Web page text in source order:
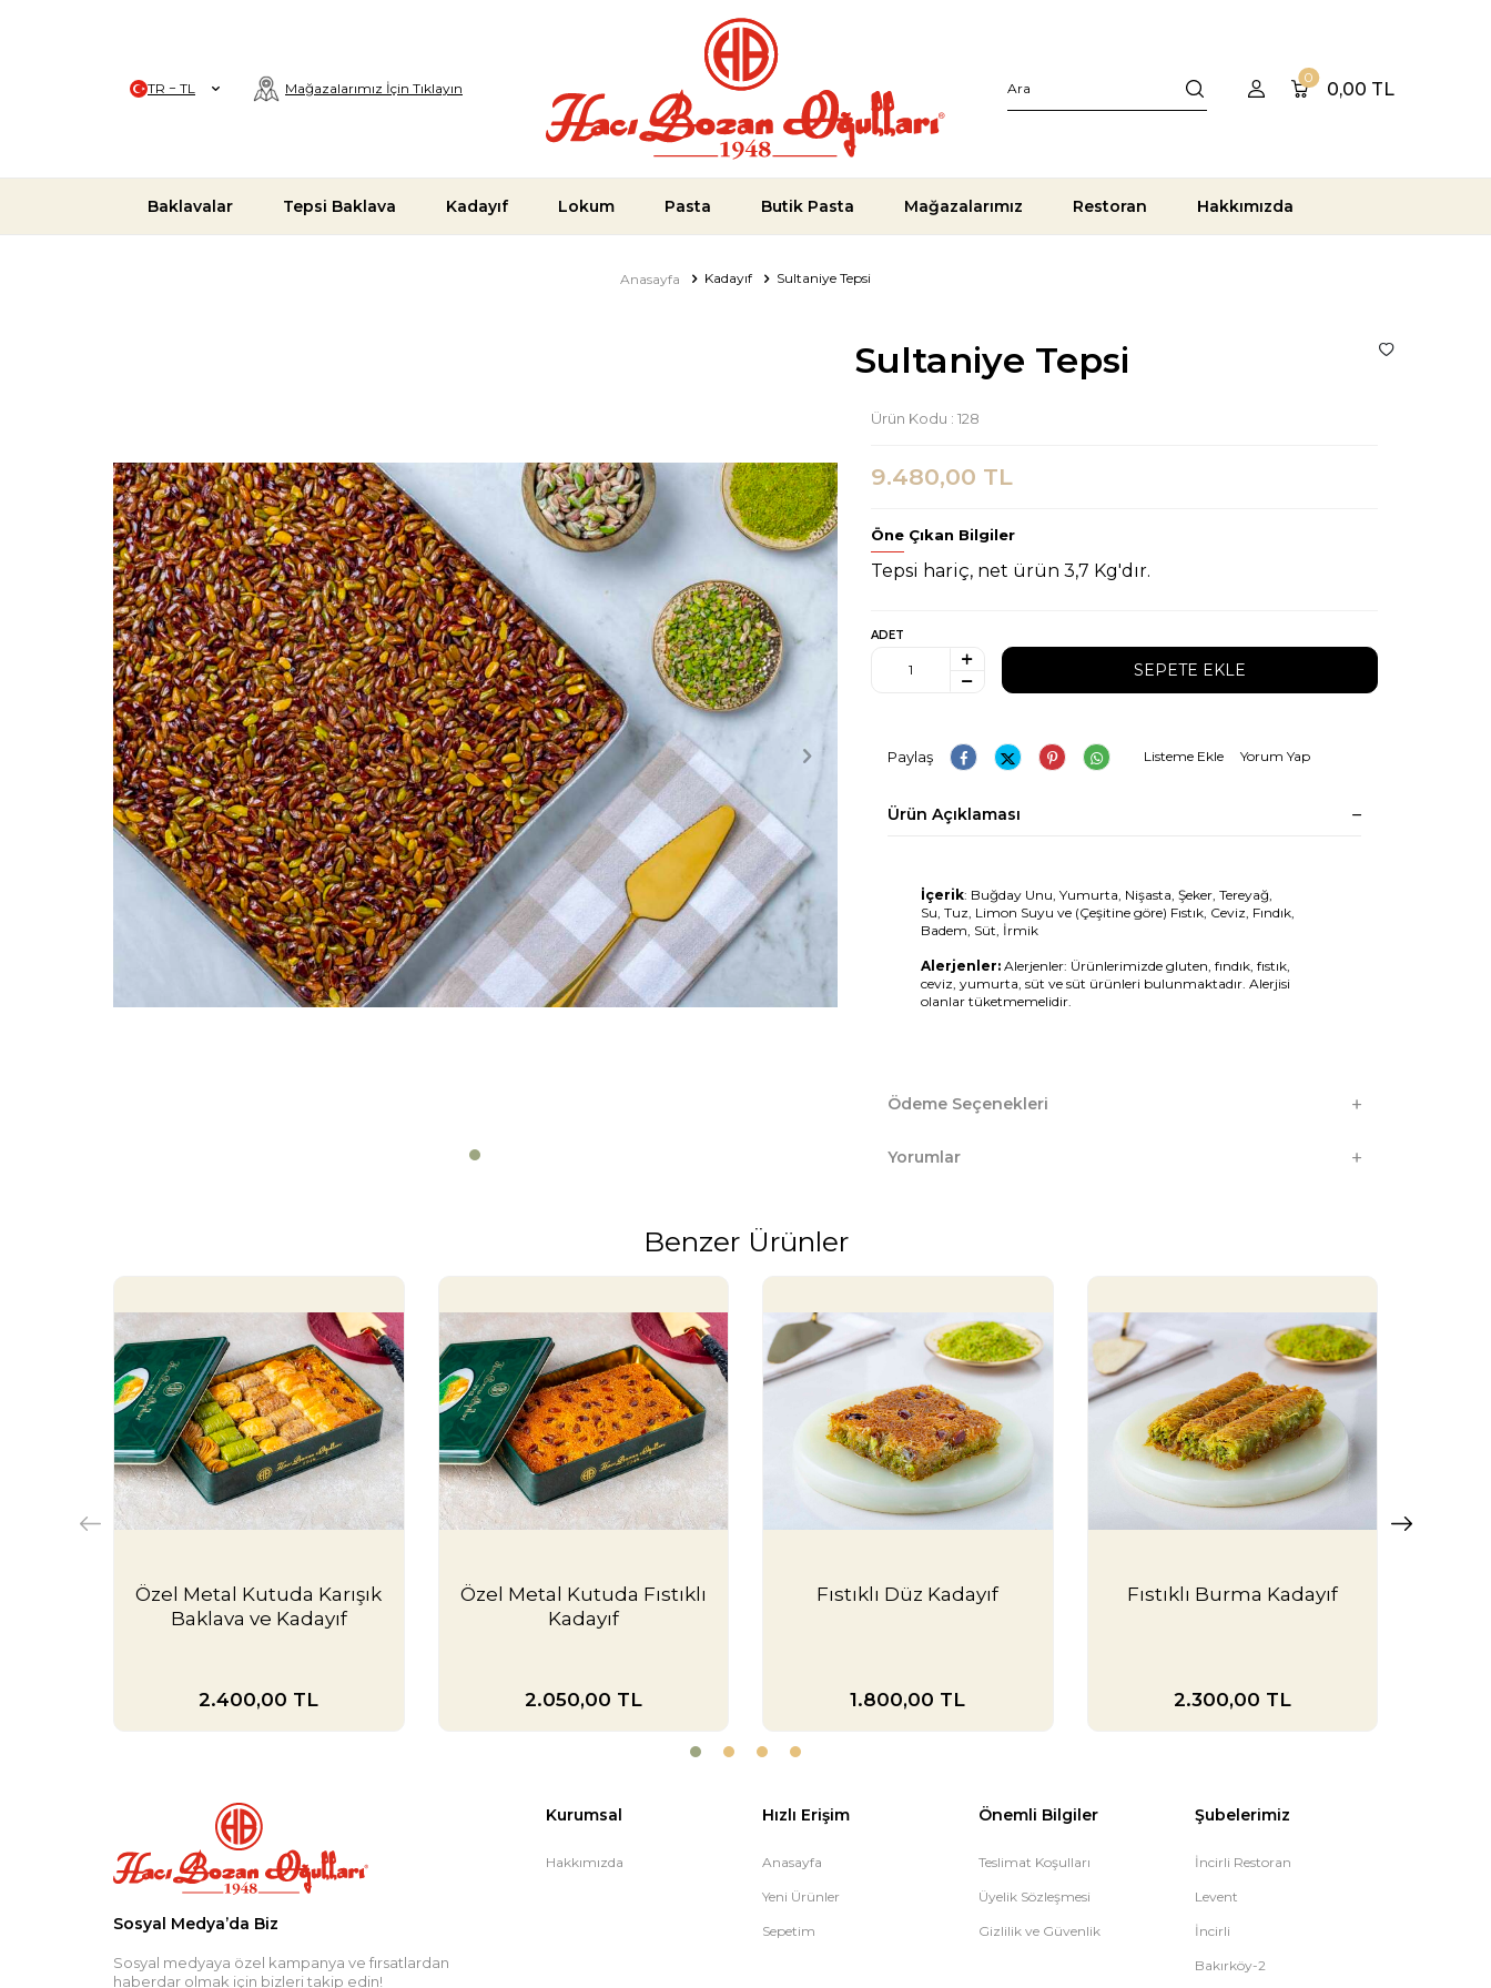
TR − TL Mağazalarımız İçin Tıklayın
0
0,00 TL
Baklavalar Tepsi Baklava Kadayıf Lokum Pasta Butik Pasta Mağazalarımız Restoran Hakkımızda
Anasayfa Kadayıf Sultaniye Tepsi
Sultaniye Tepsi
Ürün Kodu : 128
9.480,00 TL
Öne Çıkan Bilgiler
Tepsi hariç, net ürün 3,7 Kg'dır.
ADET
SEPETE EKLE
Paylaş Listeme Ekle Yorum Yap
Ürün Açıklaması
İçerik: Buğday Unu, Yumurta, Nişasta, Şeker, Tereyağ,
Su, Tuz, Limon Suyu ve (Çeşitine göre) Fıstık, Ceviz, Fındık,
Badem, Süt, İrmik
Alerjenler:Alerjenler: Ürünlerimizde gluten, fındık, fıstık,
ceviz, yumurta, süt ve süt ürünleri bulunmaktadır. Alerjisi
olanlar tüketmemelidir.
Ödeme Seçenekleri
Yorumlar
Benzer Ürünler
Özel Metal Kutuda Karışık
Baklava ve Kadayıf
2.400,00 TL
Özel Metal Kutuda Fıstıklı
Kadayıf
2.050,00 TL
Fıstıklı Düz Kadayıf
1.800,00 TL
Fıstıklı Burma Kadayıf
2.300,00 TL
Sosyal Medya’da Biz
Sosyal medyaya özel kampanya ve fırsatlardan
haberdar olmak için bizleri takip edin!
Kurumsal
Hakkımızda
Hızlı Erişim
Anasayfa
Yeni Ürünler
Sepetim
Önemli Bilgiler
Teslimat Koşulları
Üyelik Sözleşmesi
Gizlilik ve Güvenlik
Şubelerimiz
İncirli Restoran
Levent
İncirli
Bakırköy-2